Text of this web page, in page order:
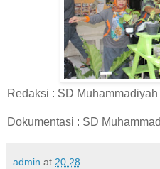
Redaksi : SD
Dokumentasi : SD
admin at 20.28